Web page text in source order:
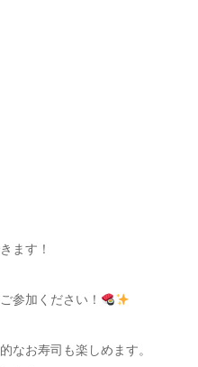
ます！
参加ください！
なお寿司も楽しめます。